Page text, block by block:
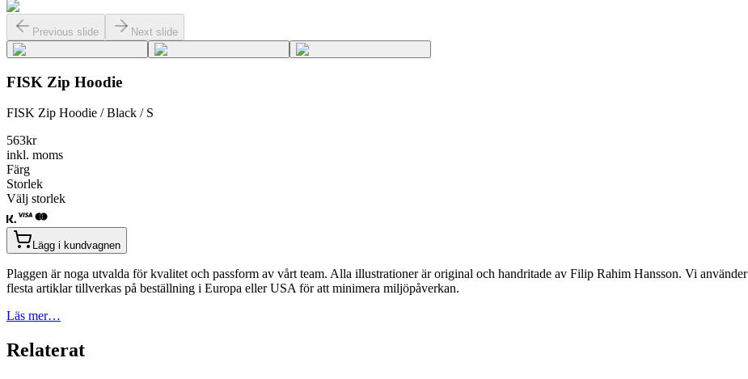
Previous slide Next slide
FISK Zip Hoodie
FISK Zip Hoodie / Black / S
563kr
inkl. moms
Färg
Storlek
Välj storlek
Lägg i kundvagnen
Plaggen är noga utvalda för kvalitet och passform av vårt team. Alla illustrationer är original och handritade av Filip Rahim Hansson. Vi
flesta artiklar tillverkas på beställning i Europa eller USA för att minimera miljöpåverkan.
Läs mer…
Relaterat